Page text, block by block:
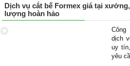
Dịch vụ cắt bế Formex giá tại
lượng hoàn hảo
dịch
uy
yêu